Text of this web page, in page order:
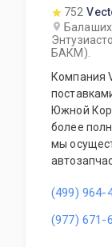
752
БАКМ).
Компания
Южной
более
мы
всегда
(499) 964-
(977) 671-